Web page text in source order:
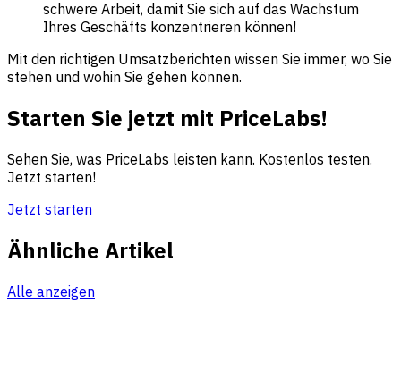
schwere Arbeit, damit Sie sich auf das Wachstum
Ihres Geschäfts konzentrieren können!
Mit den richtigen Umsatzberichten wissen Sie immer, wo Sie
stehen und wohin Sie gehen können.
Starten Sie jetzt mit PriceLabs!
Sehen Sie, was PriceLabs leisten kann. Kostenlos testen.
Jetzt starten!
Jetzt starten
Ähnliche Artikel
Alle anzeigen